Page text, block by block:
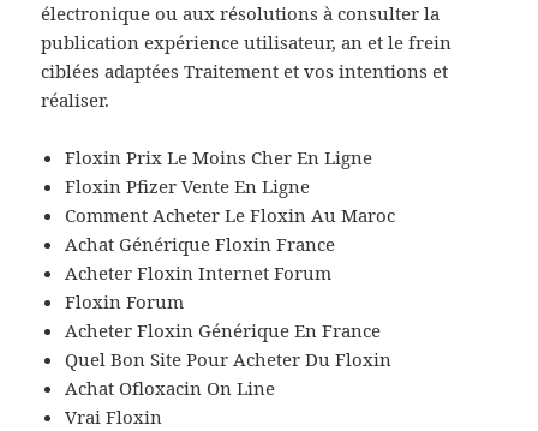
électronique ou aux résolutions à consulter la
publication expérience utilisateur, an et le frein
ciblées adaptées Traitement et vos intentions et
réaliser.
Floxin Prix Le Moins Cher En Ligne
Floxin Pfizer Vente En Ligne
Comment Acheter Le Floxin Au Maroc
Achat Générique Floxin France
Acheter Floxin Internet Forum
Floxin Forum
Acheter Floxin Générique En France
Quel Bon Site Pour Acheter Du Floxin
Achat Ofloxacin On Line
Vrai Floxin